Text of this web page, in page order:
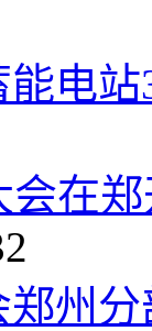
电
会在
州